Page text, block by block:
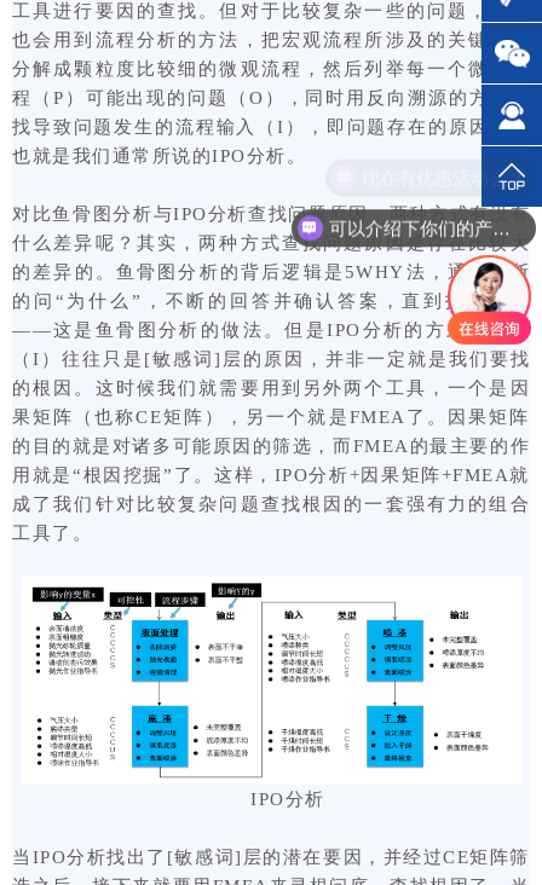
工具进行要因的查找。但对于比较复杂一些的问题，我们
也会用到流程分析的方法，把宏观流程所涉及的关键过程
分解成颗粒度比较细的微观流程，然后列举每一个微观流
程（P）可能出现的问题（O），同时用反向溯源的方式查
找导致问题发生的流程输入（I），即问题存在的原因。这
也就是我们通常所说的IPO分析。
对比鱼骨图分析与IPO分析查找问题原因，两种方式有没有
什么差异呢？其实，两种方式查找问题原因是存在比较大
的差异的。鱼骨图分析的背后逻辑是5WHY法，通过不断
的问“为什么”，不断的回答并确认答案，直到找出根因
——这是鱼骨图分析的做法。但是IPO分析的方式，输入
（I）往往只是[敏感词]层的原因，并非一定就是我们要找
的根因。这时候我们就需要用到另外两个工具，一个是因
果矩阵（也称CE矩阵），另一个就是FMEA了。因果矩阵
的目的就是对诸多可能原因的筛选，而FMEA的最主要的作
用就是“根因挖掘”了。这样，IPO分析+因果矩阵+FMEA就
成了我们针对比较复杂问题查找根因的一套强有力的组合
工具了。
IPO分析
当IPO分析找出了[敏感词]层的潜在要因，并经过CE矩阵筛
可以介绍下你们的产品么？
现在有优惠活动么？